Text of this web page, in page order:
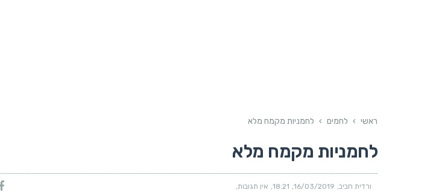
ראשי › לחמים › לחמניות מקמח מלא
לחמניות מקמח מלא
ורדית חביב 16/03/2019
18:21 אין תגובות